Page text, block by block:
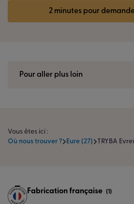
2 minutes pour
Pour aller plus loin
Vous êtes ici :
Où nous trouver ?
Eure (27) TRYBA
Fabrication française (1)